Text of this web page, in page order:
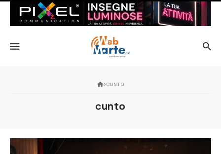
CUNTO
cunto